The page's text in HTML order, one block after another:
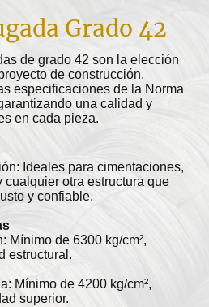
Grado 42
de grado 42 son la elección
de construcción.
especificaciones de la Norma
una calidad y
en cada pieza.
Ideales para cimentaciones,
otra estructura que
y confiable.
Mínimo de 6300 kg/cm²,
estructural.
Mínimo de 4200 kg/cm²,
superior.